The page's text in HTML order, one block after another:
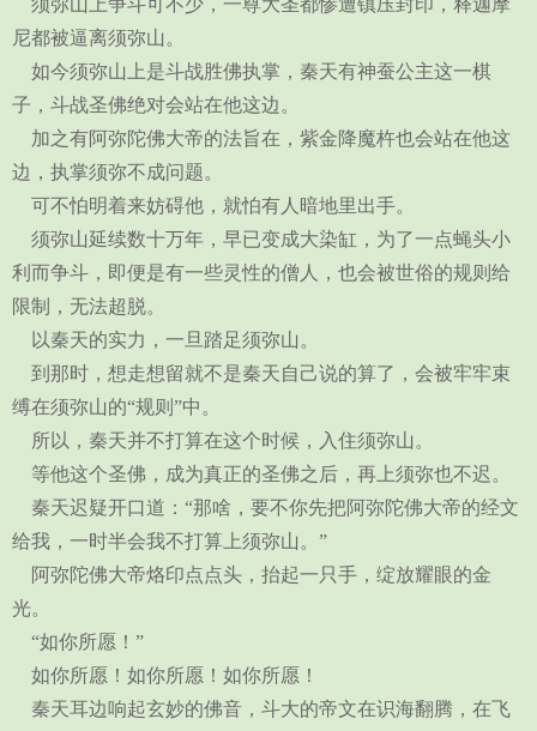
须弥山上争斗可不少，一尊大圣都惨遭镇压封印，释迦摩
尼都被逼离须弥山。
如今须弥山上是斗战胜佛执掌，秦天有神蚕公主这一棋
子，斗战圣佛绝对会站在他这边。
加之有阿弥陀佛大帝的法旨在，紫金降魔杵也会站在他这
边，执掌须弥不成问题。
可不怕明着来妨碍他，就怕有人暗地里出手。
须弥山延续数十万年，早已变成大染缸，为了一点蝇头小
利而争斗，即便是有一些灵性的僧人，也会被世俗的规则给
限制，无法超脱。
以秦天的实力，一旦踏足须弥山。
到那时，想走想留就不是秦天自己说的算了，会被牢牢束
缚在须弥山的“规则”中。
所以，秦天并不打算在这个时候，入住须弥山。
等他这个圣佛，成为真正的圣佛之后，再上须弥也不迟。
秦天迟疑开口道：“那啥，要不你先把阿弥陀佛大帝的经文
给我，一时半会我不打算上须弥山。”
阿弥陀佛大帝烙印点点头，抬起一只手，绽放耀眼的金
光。
“如你所愿！”
如你所愿！如你所愿！如你所愿！
秦天耳边响起玄妙的佛音，斗大的帝文在识海翻腾，在飞